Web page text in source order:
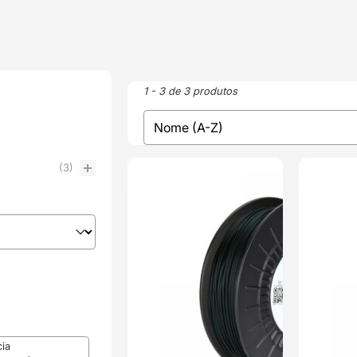
1 - 3 de 3 produtos
sort
Sort content
ENVIO 24H
(3)